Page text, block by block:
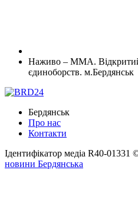
Наживо – ММА. Відкритий
єдиноборств. м.Бердянськ
Бердянськ
Про нас
Контакти
Ідентифікатор медіа R40-01331
новини Бердянська